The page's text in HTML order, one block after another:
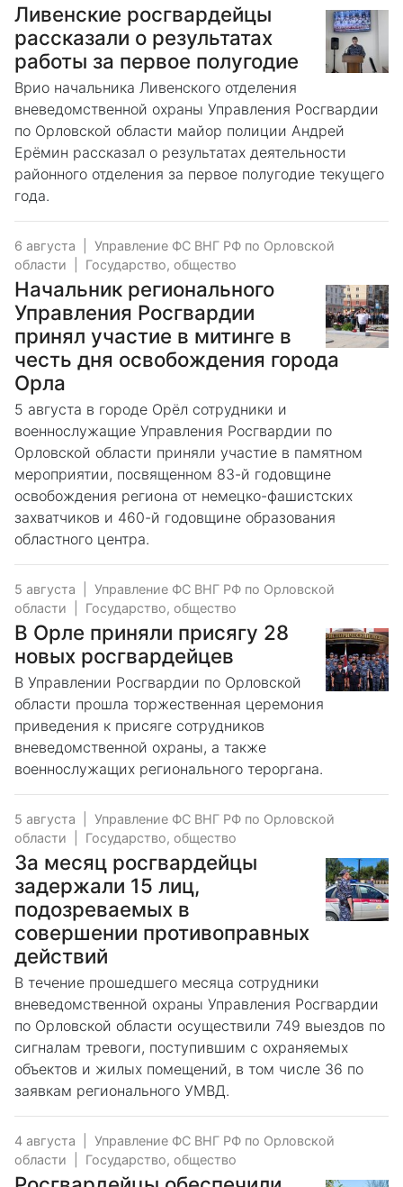
Ливенские росгвардейцы
рассказали о результатах
работы за первое полугодие
Врио начальника Ливенского отделения
вневедомственной охраны Управления Росгвардии
по Орловской области майор полиции Андрей
Ерёмин рассказал о результатах деятельности
районного отделения за первое полугодие текущего
года.
6 августа
Управление ФС ВНГ РФ по Орловской
области
Государство, общество
Начальник регионального
Управления Росгвардии
принял участие в митинге в
честь дня освобождения города
Орла
5 августа в городе Орёл сотрудники и
военнослужащие Управления Росгвардии по
Орловской области приняли участие в памятном
мероприятии, посвященном 83-й годовщине
освобождения региона от немецко-фашистских
захватчиков и 460-й годовщине образования
областного центра.
5 августа
Управление ФС ВНГ РФ по Орловской
области
Государство, общество
В Орле приняли присягу 28
новых росгвардейцев
В Управлении Росгвардии по Орловской
области прошла торжественная церемония
приведения к присяге сотрудников
вневедомственной охраны, а также
военнослужащих регионального тероргана.
5 августа
Управление ФС ВНГ РФ по Орловской
области
Государство, общество
За месяц росгвардейцы
задержали 15 лиц,
подозреваемых в
совершении противоправных
действий
В течение прошедшего месяца сотрудники
вневедомственной охраны Управления Росгвардии
по Орловской области осуществили 749 выездов по
сигналам тревоги, поступившим с охраняемых
объектов и жилых помещений, в том числе 36 по
заявкам регионального УМВД.
4 августа
Управление ФС ВНГ РФ по Орловской
области
Государство, общество